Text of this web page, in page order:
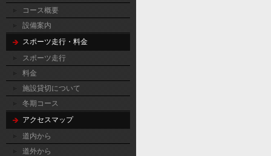
コース概要
設備案内
スポーツ走行・料金
スポーツ走行
料金
施設貸切について
冬期コース
アクセスマップ
道内から
道外から